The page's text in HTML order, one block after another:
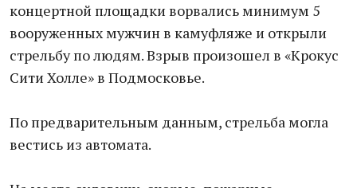
концертной площадки ворвались минимум 5
вооруженных мужчин в камуфляже и открыли
стрельбу по людям. Взрыв произошел в «Крокус
Сити Холле» в Подмосковье.
По предварительным данным, стрельба могла
вестись из автомата.